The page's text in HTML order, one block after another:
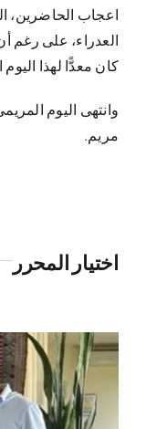
اعجاب الحاضرين،
العدراء، على
كان معدًّا لهذا اليوم
وانتهى اليوم
مريم.
اختيار المحرر